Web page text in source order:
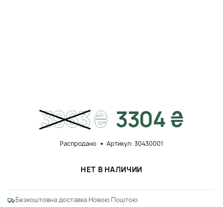
3963₴ 3304 ₴
Распродано Артикул: 30430001
НЕТ В НАЛИЧИИ
Безкоштовна доставка Новою Поштою